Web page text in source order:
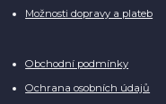
Možnosti dopravy a plateb
Obchodní podmínky
Ochrana osobních údajů